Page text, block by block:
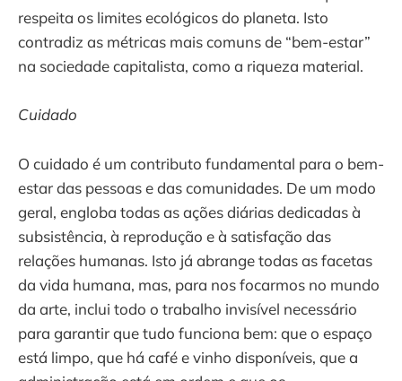
respeita os limites ecológicos do planeta. Isto
contradiz as métricas mais comuns de “bem-estar”
na sociedade capitalista, como a riqueza material.
Cuidado
O cuidado é um contributo fundamental para o bem-
estar das pessoas e das comunidades. De um modo
geral, engloba todas as ações diárias dedicadas à
subsistência, à reprodução e à satisfação das
relações humanas. Isto já abrange todas as facetas
da vida humana, mas, para nos focarmos no mundo
da arte, inclui todo o trabalho invisível necessário
para garantir que tudo funciona bem: que o espaço
está limpo, que há café e vinho disponíveis, que a